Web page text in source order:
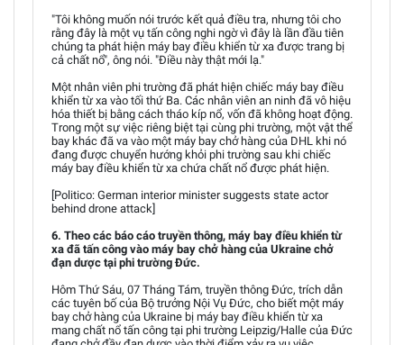
"Tôi không muốn nói trước kết quả điều tra, nhưng tôi cho
rằng đây là một vụ tấn công nghi ngờ vì đây là lần đầu tiên
chúng ta phát hiện máy bay điều khiển từ xa được trang bị
cả chất nổ", ông nói. "Điều này thật mới lạ."
Một nhân viên phi trường đã phát hiện chiếc máy bay điều
khiển từ xa vào tối thứ Ba. Các nhân viên an ninh đã vô hiệu
hóa thiết bị bằng cách tháo kíp nổ, vốn đã không hoạt động.
Trong một sự việc riêng biệt tại cùng phi trường, một vật thể
bay khác đã va vào một máy bay chở hàng của DHL khi nó
đang được chuyển hướng khỏi phi trường sau khi chiếc
máy bay điều khiển từ xa chứa chất nổ được phát hiện.
[Politico: German interior minister suggests state actor
behind drone attack]
6. Theo các báo cáo truyền thông, máy bay điều khiển từ
xa đã tấn công vào máy bay chở hàng của Ukraine chở
đạn dược tại phi trường Đức.
Hôm Thứ Sáu, 07 Tháng Tám, truyền thông Đức, trích dẫn
các tuyên bố của Bộ trưởng Nội Vụ Đức, cho biết một máy
bay chở hàng của Ukraine bị máy bay điều khiển từ xa
mang chất nổ tấn công tại phi trường Leipzig/Halle của Đức